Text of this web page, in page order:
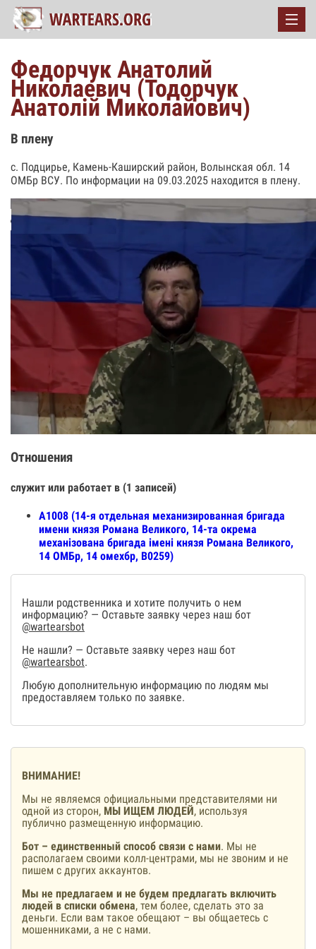
Федорчук Анатолий
Николаевич (Тодорчук
Анатолій Миколайович)
В плену
с. Подцирье, Камень-Каширский район, Волынская обл. 14
ОМБр ВСУ. По информации на 09.03.2025 находится в плену.
Отношения
служит или работает в (1 записей)
А1008 (14-я отдельная механизированная бригада
имени князя Романа Великого, 14-та окрема
механізована бригада імені князя Романа Великого,
14 ОМБр, 14 омехбр, В0259)
Нашли родственника и хотите получить о нем
информацию? — Оставьте заявку через наш бот
@wartearsbot
Не нашли? — Оставьте заявку через наш бот
@wartearsbot.
Любую дополнительную информацию по людям мы
предоставляем только по заявке.
ВНИМАНИЕ!
Мы не являемся официальными представителями ни
одной из сторон, МЫ ИЩЕМ ЛЮДЕЙ, используя
публично размещенную информацию.
Бот – единственный способ связи с нами. Мы не
располагаем своими колл-центрами, мы не звоним и не
пишем с других аккаунтов.
Мы не предлагаем и не будем предлагать включить
людей в списки обмена, тем более, сделать это за
деньги. Если вам такое обещают – вы общаетесь с
мошенниками, а не с нами.